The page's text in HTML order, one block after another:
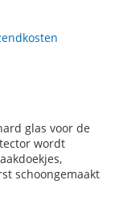
glas voor de
wordt
schoongemaakt